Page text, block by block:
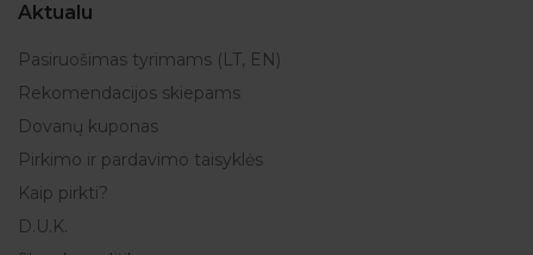
Aktualu
Pasiruošimas tyrimams (LT, EN)
Rekomendacijos skiepams
Dovanų kuponas
Pirkimo ir pardavimo taisyklės
Kaip pirkti?
D.U.K.